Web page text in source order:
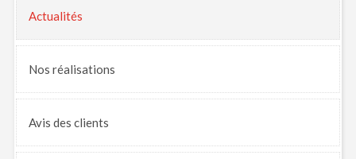
Actualités
Nos réalisations
Avis des clients